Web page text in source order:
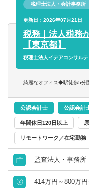
に挑戦してみたい方
■自社株式相続対
■新規開業・創業支
■M&A支援
■外部監査
■会計コンサルテ
勘定奉行、弥生会
【クライアント】
個人事業主～中小
グループ企業や既
籍やセミナーがき
半数以上です。
※先輩スタッフ指
税理士法人・会計事務所
更新日：2026年07月21日
税務｜法人税務
【東京都】
税理士法人イデアコンサル
綺麗なオフィス◆駅徒歩5分
公認会計士 公認会計
年間休日120日以上
リモートワーク／在宅勤務
監査法人・事務所
414万円～800万